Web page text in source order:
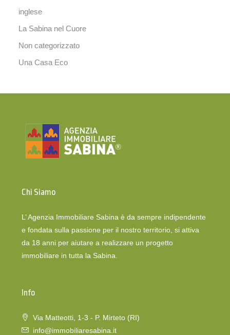
inglese
La Sabina nel Cuore
Non categorizzato
Una Casa Eco
Chi Siamo
L’ Agenzia Immobiliare Sabina è da sempre indipendente
e fondata sulla passione per il nostro territorio, si attiva
da 18 anni per aiutare a realizzare un progetto
immobiliare in tutta la Sabina.
Info
Via Matteotti, 1-3 - P. Mirteto (RI)
info@immobiliaresabina.it